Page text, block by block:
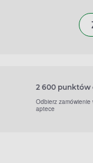
2 600 punktów
Odbierz zamówienie
aptece